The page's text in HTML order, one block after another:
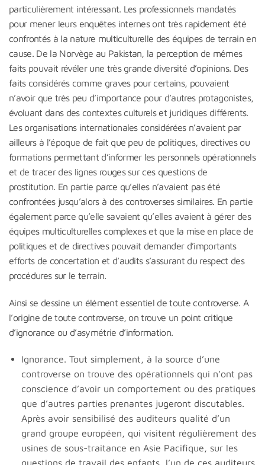
particulièrement intéressant. Les professionnels mandatés
pour mener leurs enquêtes internes ont très rapidement été
confrontés à la nature multiculturelle des équipes de terrain en
cause. De la Norvège au Pakistan, la perception de mêmes
faits pouvait révéler une très grande diversité d’opinions. Des
faits considérés comme graves pour certains, pouvaient
n’avoir que très peu d’importance pour d’autres protagonistes,
évoluant dans des contextes culturels et juridiques différents.
Les organisations internationales considérées n’avaient par
ailleurs à l’époque de fait que peu de politiques, directives ou
formations permettant d’informer les personnels opérationnels
et de tracer des lignes rouges sur ces questions de
prostitution. En partie parce qu’elles n’avaient pas été
confrontées jusqu’alors à des controverses similaires. En partie
également parce qu’elle savaient qu’elles avaient à gérer des
équipes multiculturelles complexes et que la mise en place de
politiques et de directives pouvait demander d’importants
efforts de concertation et d’audits s’assurant du respect des
procédures sur le terrain.
Ainsi se dessine un élément essentiel de toute controverse. A
l’origine de toute controverse, on trouve un point critique
d’ignorance ou d’asymétrie d’information.
Ignorance. Tout simplement, à la source d’une
controverse on trouve des opérationnels qui n’ont pas
conscience d’avoir un comportement ou des pratiques
que d’autres parties prenantes jugeront discutables.
Après avoir sensibilisé des auditeurs qualité d’un
grand groupe européen, qui visitent régulièrement des
usines de sous-traitance en Asie Pacifique, sur les
questions de travail des enfants, l’un de ces auditeurs